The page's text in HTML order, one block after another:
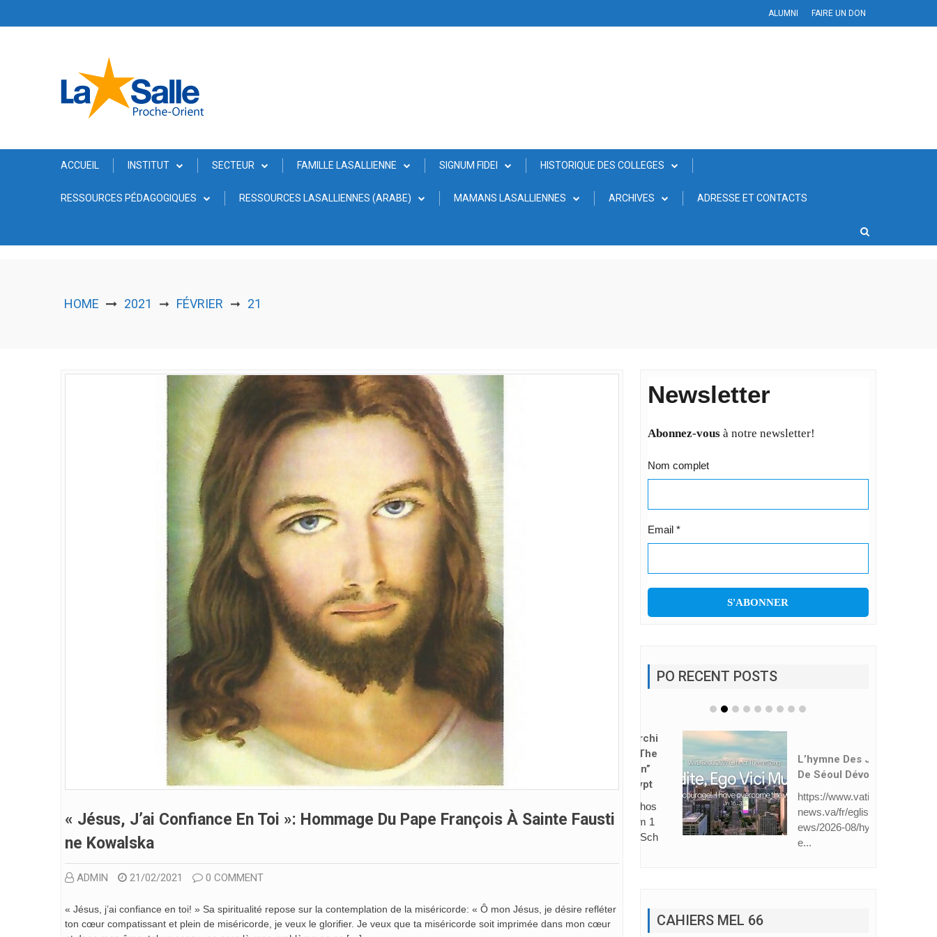
ALUMNI FAIRE UN DON
ACCUEIL INSTITUT SECTEUR FAMILLE LASALLIENNE SIGNUM FIDEI HISTORIQUE DES COLLEGES
RESSOURCES PÉDAGOGIQUES RESSOURCES LASALLIENNES (ARABE) MAMANS LASALLIENNES ARCHIVES ADRESSE ET CONTACTS
HOME 2021 ➞ FÉVRIER ➞ 21
« Jésus, J’ai Confiance En Toi »: Hommage Du Pape François À Sainte Fausti
Ne Kowalska
ADMIN 21/02/2021 0 COMMENT
« Jésus, j’ai confiance en toi! » Sa spiritualité repose sur la contemplation de la miséricorde: « Ô mon Jésus, je désire refléter
ton cœur compatissant et plein de miséricorde, je veux le glorifier. Je veux que ta miséricorde soit imprimée dans mon cœur
Newsletter
Abonnez-vousà notre newsletter!
Nom complet
Email *
PO RECENT POSTS
De Séoul Dévoilé
https://www.vatican
news.va/fr/eglise/n
ews/2026-08/hymn
e...